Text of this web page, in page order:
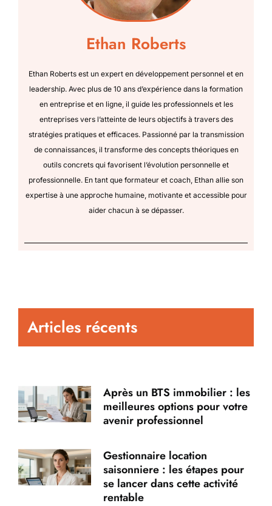
Ethan Roberts
Ethan Roberts est un expert en développement personnel et en
leadership. Avec plus de 10 ans d’expérience dans la formation
en entreprise et en ligne, il guide les professionnels et les
entreprises vers l’atteinte de leurs objectifs à travers des
stratégies pratiques et efficaces. Passionné par la transmission
de connaissances, il transforme des concepts théoriques en
outils concrets qui favorisent l’évolution personnelle et
professionnelle. En tant que formateur et coach, Ethan allie son
expertise à une approche humaine, motivante et accessible pour
aider chacun à se dépasser.
Articles récents
Après un BTS immobilier : les
meilleures options pour votre
avenir professionnel
Gestionnaire location
saisonniere : les étapes pour
se lancer dans cette activité
rentable